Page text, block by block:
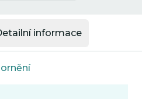
informace